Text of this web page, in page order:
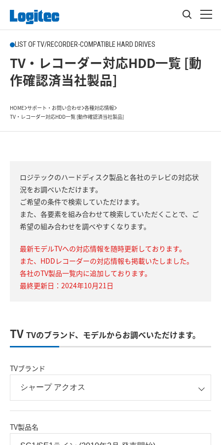
LIST OF TV/RECORDER-COMPATIBLE HARD DRIVES
TV・レコーダー対応HDD一覧 [動
作確認済当社製品]
HOME サポート・お問い合わせ 各種対応情報
TV・レコーダー対応HDD一覧 [動作確認済当社製品]
ロジテックのハードディスク製品と各社のテレビの対応状
況をお調べいただけます。
ご希望の条件で検索していただけます。
また、各要素を組み合わせて検索していただくことで、ご
希望の組み合わせを調べやすくなります。
最新モデルTVへの対応情報を随時更新しております。
また、HDDレコーダーの対応情報も掲載いたしました。
各社のTV製品一覧内に追加しております。
最終更新日：2024年10月21日
TV TVのブランド、モデルからお調べいただけます。
TVブランド
TV製品名